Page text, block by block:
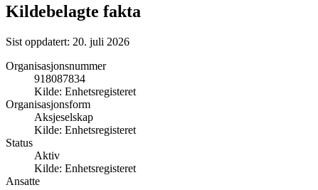
Kildebelagte fakta
Sist oppdatert: 20. juli 2026
Organisasjonsnummer
918087834
Kilde: Enhetsregisteret
Organisasjonsform
Aksjeselskap
Kilde: Enhetsregisteret
Status
Aktiv
Kilde: Enhetsregisteret
Ansatte